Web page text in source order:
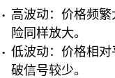
高波动：价格频
险同样放大。
低波动：价格相
破信号较少。